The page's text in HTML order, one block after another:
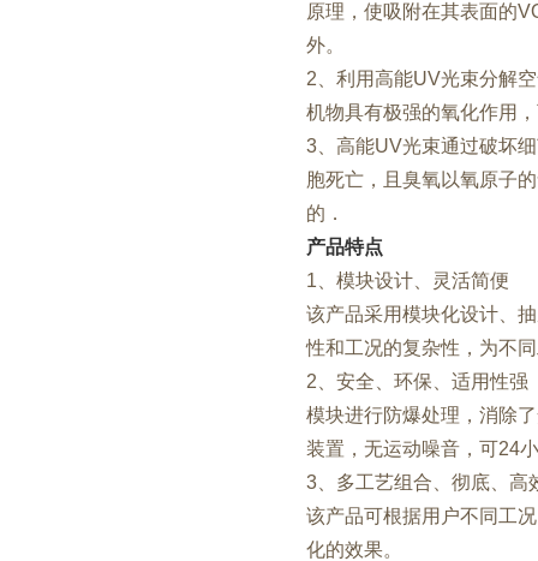
原理，使吸附在其表面的
外。
2、利用高能UV光束分解
机物具有极强的氧化作用
3、高能UV光束通过破坏
胞死亡，且臭氧以氧原子
的．
产品特点
1、模块设计、灵活简便
该产品采用模块化设计、
性和工况的复杂性，为不
2、安全、环保、适用性强
模块进行防爆处理，消除
装置，无运动噪音，可24
3、多工艺组合、彻底、高
该产品可根据用户不同工
化的效果。